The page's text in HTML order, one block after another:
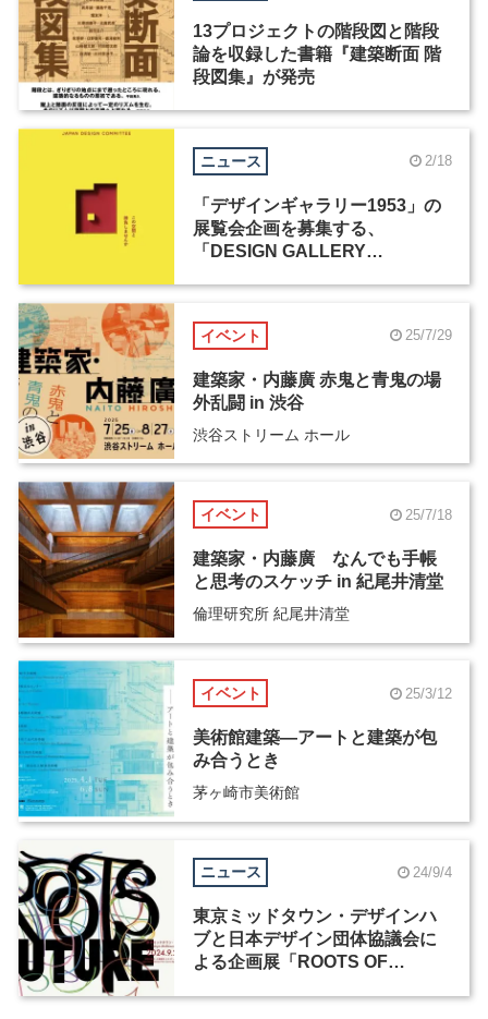
13プロジェクトの階段図と階段
論を収録した書籍『建築断面 階
段図集』が発売
ニュース 2/18
「デザインギャラリー1953」の
展覧会企画を募集する、
「DESIGN GALLERY
イベント 25/7/29
建築家・内藤廣 赤鬼と青鬼の場
外乱闘 in 渋谷
渋谷ストリーム ホール
イベント 25/7/18
建築家・内藤廣 なんでも手帳
と思考のスケッチ in 紀尾井清堂
倫理研究所 紀尾井清堂
イベント 25/3/12
美術館建築―アートと建築が包
み合うとき
茅ヶ崎市美術館
ニュース 24/9/4
東京ミッドタウン・デザインハ
ブと日本デザイン団体協議会に
よる企画展「ROOTS OF